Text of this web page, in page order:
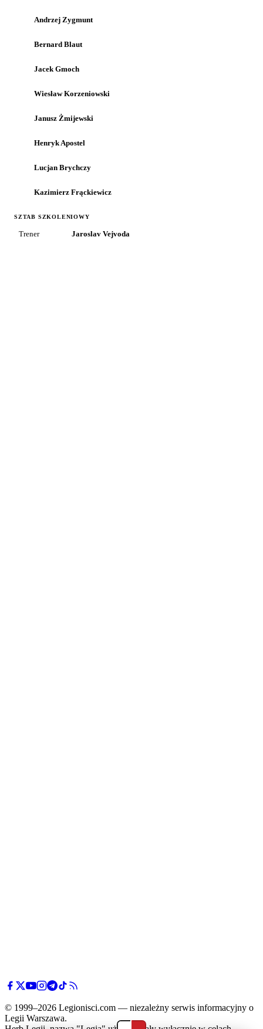
Andrzej Zygmunt
Bernard Blaut
Jacek Gmoch
Wiesław Korzeniowski
Janusz Żmijewski
Henryk Apostel
Lucjan Brychczy
Kazimierz Frąckiewicz
SZTAB SZKOLENIOWY
Trener Jaroslav Vejvoda
© 1999–2026 Legionisci.com — niezależny serwis informacyjny o
Legii Warszawa.